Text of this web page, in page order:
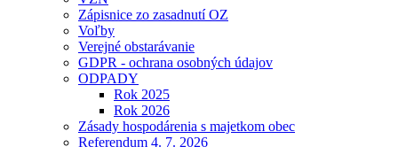
Zápisnice zo zasadnutí OZ
Voľby
Verejné obstarávanie
GDPR - ochrana osobných údajov
ODPADY
Rok 2025
Rok 2026
Zásady hospodárenia s majetkom obec
Referendum 4. 7. 2026